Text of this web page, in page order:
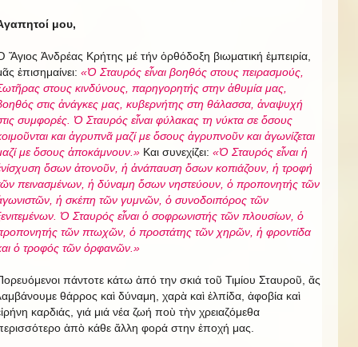
μου,
Ἅγιος Ἀνδρέας Κρήτης μέ τήν ὀρθόδοξη βιωματική ἐμπειρία,
ἐπισημαίνει: «Ὁ Σταυρός εἶναι βοηθός στους πειρασμούς,
στους κινδύνους, παρηγορητής στην ἀθυμία μας,
στις ἀνάγκες μας, κυβερνήτης στη θάλασσα, ἀναψυχή
συμφορές. Ὁ Σταυρός εἶναι φύλακας τη νύκτα σε ὅσους
και ἀγρυπνᾶ μαζί με ὅσους ἀγρυπνοῦν και ἀγωνίζεται
με ὅσους ἀποκάμνουν.» Και συνεχίζει: «Ὁ Σταυρός εἶναι ἡ
ὅσων ἀτονοῦν, ἡ ἀνάπαυση ὅσων κοπιάζουν, ἡ τροφή
πεινασμένων, ἡ δύναμη ὅσων νηστεύουν, ὁ προπονητής τῶν
ἡ σκέπη τῶν γυμνῶν, ὁ συνοδοιπόρος τῶν
Ὁ Σταυρός εἶναι ὁ σοφρωνιστής τῶν πλουσίων, ὁ
τῶν πτωχῶν, ὁ προστάτης τῶν χηρῶν, ἡ φροντίδα
ὁ τροφός τῶν ὀρφανῶν.»
πάντοτε κάτω ἀπό την σκιά τοῦ Τιμίου Σταυροῦ, ἄς
θάρρος καὶ δύναμη, χαρὰ καὶ ἐλπίδα, ἀφοβία καὶ
καρδιάς, γιά μιά νέα ζωή ποὺ τὴν χρειαζόμεθα
ἀπὸ κάθε ἄλλη φορά στην ἐποχή μας.